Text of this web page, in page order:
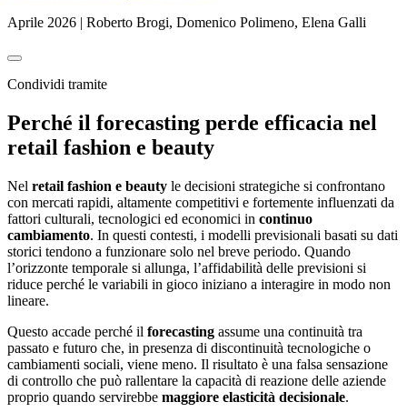
Aprile 2026 | Roberto Brogi, Domenico Polimeno, Elena Galli
Condividi tramite
Perché il forecasting perde efficacia nel
retail fashion e beauty
Nel retail fashion e beauty le decisioni strategiche si confrontano
con mercati rapidi, altamente competitivi e fortemente influenzati da
fattori culturali, tecnologici ed economici in continuo
cambiamento. In questi contesti, i modelli previsionali basati su dati
storici tendono a funzionare solo nel breve periodo. Quando
l’orizzonte temporale si allunga, l’affidabilità delle previsioni si
riduce perché le variabili in gioco iniziano a interagire in modo non
lineare.
Questo accade perché il forecasting assume una continuità tra
passato e futuro che, in presenza di discontinuità tecnologiche o
cambiamenti sociali, viene meno. Il risultato è una falsa sensazione
di controllo che può rallentare la capacità di reazione delle aziende
proprio quando servirebbe maggiore elasticità decisionale.